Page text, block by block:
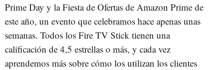
Prime Day y la Fiesta de Ofertas de Amazon Prime de
este año, un evento que celebramos hace apenas unas
semanas. Todos los Fire TV Stick tienen una
calificación de 4,5 estrellas o más, y cada vez
aprendemos más sobre cómo los utilizan los clientes